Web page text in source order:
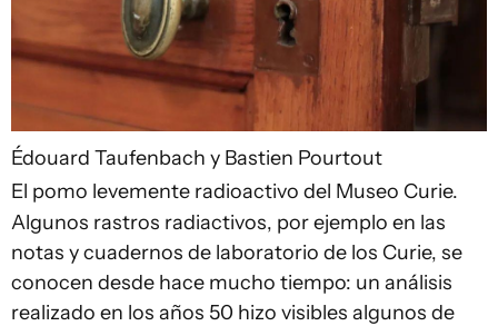
Édouard Taufenbach y Bastien Pourtout
El pomo levemente radioactivo del Museo Curie.
Algunos rastros radiactivos, por ejemplo en las
notas y cuadernos de laboratorio de los Curie, se
conocen desde hace mucho tiempo: un análisis
realizado en los años 50 hizo visibles algunos de